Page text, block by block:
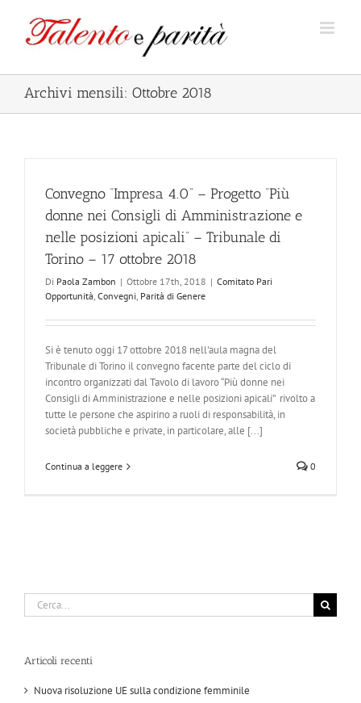
contenuto
Archivi mensili: Ottobre 2018
Convegno “Impresa 4.0” – Progetto “Più
donne nei Consigli di Amministrazione e
nelle posizioni apicali” – Tribunale di
Torino – 17 ottobre 2018
Di Paola Zambon | Ottobre 17th, 2018 | Comitato Pari
Opportunità, Convegni, Parità di Genere
Si è tenuto oggi 17 ottobre 2018 nell'aula magna del
Tribunale di Torino il convegno facente parte del ciclo di
incontro organizzati dal Tavolo di lavoro “Più donne nei
Consigli di Amministrazione e nelle posizioni apicali” rivolto a
tutte le persone che aspirino a ruoli di responsabilità, in
società pubbliche e private, in particolare, alle [...]
Continua a leggere 0
Cerca
per:
Articoli recenti
Nuova risoluzione UE sulla condizione femminile